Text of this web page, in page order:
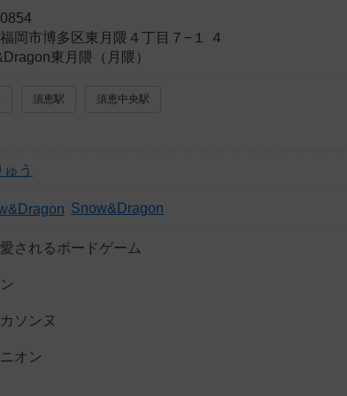
岡市博多区東月隈４丁目７−１ ４
東月隈（月隈）
須恵駅 須恵中央駅
ゅう
Snow&Dragon
されるボードゲーム
ソンヌ
オン